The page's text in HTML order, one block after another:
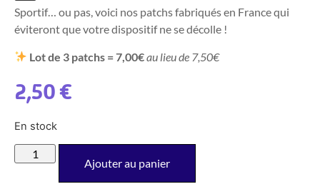
Sportif… ou pas, voici nos patchs fabriqués en France qui
éviteront que votre dispositif ne se décolle !
Lot de 3 patchs = 7,00€au lieu de 7,50€
2,50€
En stock
Ajouter au panier